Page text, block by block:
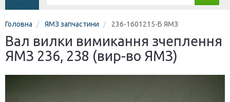
Головна ЯМЗ запчастини 236-1601215-Б ЯМЗ
Вал вилки вимикання зчеплення
ЯМЗ 236, 238 (вир-во ЯМЗ)